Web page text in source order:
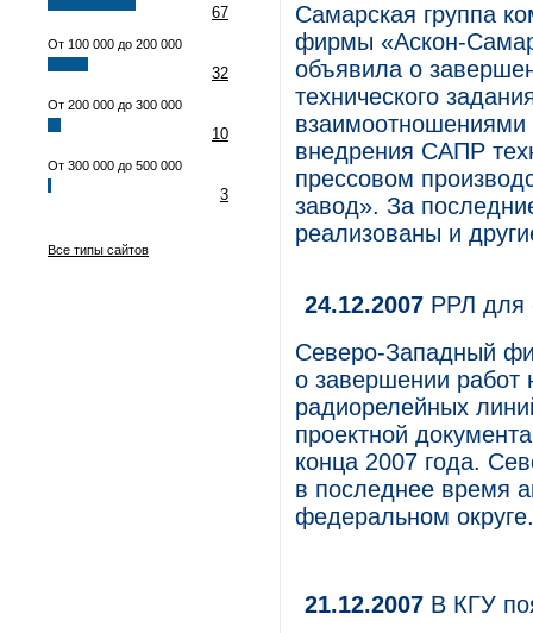
67
От 100 000 до 200 000
32
От 200 000 до 300 000
10
От 300 000 до 500 000
3
Все типы сайтов
Самарская группа
фирмы «Аскон-
объявила о
технического
внедрения САПР
прессовом
завод». За
реализованы и
24.12.2007 РРЛ для
Северо-Западный
о завершении работ
радиорелейных
проектной
конца 2007 года.
в последнее время
федеральном округе.
21.12.2007 В КГУ